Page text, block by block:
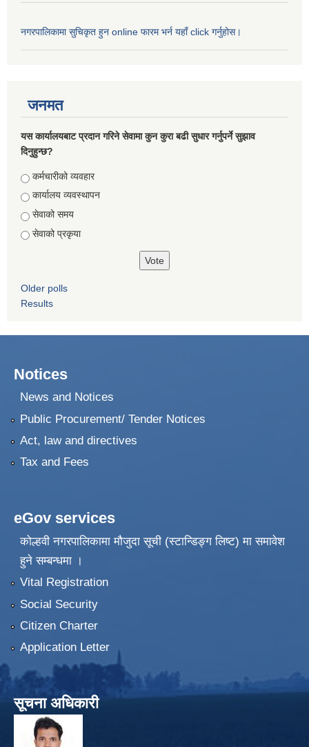
नगरपालिकामा सुचिकृत हुन online फारम भर्न यहाँ click गर्नुहोस।
जनमत
यस कार्यालयबाट प्रदान गरिने सेवामा कुन कुरा बढी सुधार गर्नुपर्ने सुझाव
दिनुहुन्छ?
Choices
कर्मचारीको व्यवहार
कार्यालय व्यवस्थापन
सेवाको समय
सेवाको प्रकृया
Older polls
Results
Notices
News and Notices
Public Procurement/ Tender Notices
Act, law and directives
Tax and Fees
eGov services
कोल्हवी नगरपालिकामा मौजुदा सूची (स्टान्डिङ्ग लिष्ट) मा समावेश
हुने सम्बन्धमा ।
Vital Registration
Social Security
Citizen Charter
Application Letter
सूचना अधिकारी